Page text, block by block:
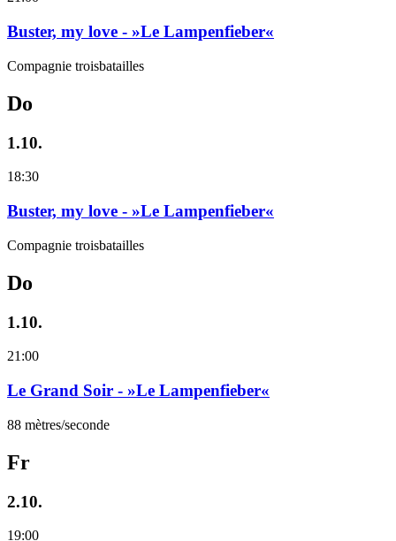
Buster, my love - »Le Lampenfieber«
Compagnie troisbatailles
Do
1.10.
18:30
Buster, my love - »Le Lampenfieber«
Compagnie troisbatailles
Do
1.10.
21:00
Le Grand Soir - »Le Lampenfieber«
88 mètres/seconde
Fr
2.10.
19:00